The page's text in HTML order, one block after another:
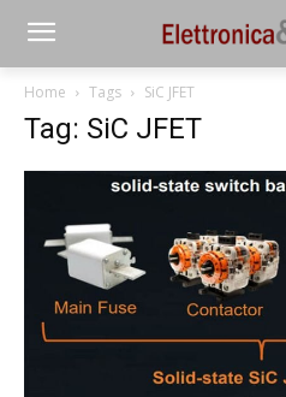
Home Tags SiC JFET
Tag: SiC JFET